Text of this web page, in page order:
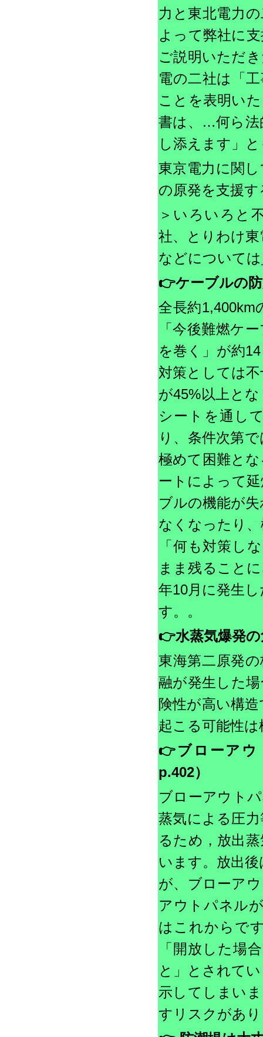
力と東北電力
よって弊社に
ご説明いただ
電の二社は「
ことを表明い
書は、…何ら法
し添えます」
東京電力に関
の原発を支援
＞いろいろと
社、とりわけ
などについては
👉ケーブルの
全長約
「今後難燃ケ
を巻く」が約
対策としては
が45%以上と
シートを通し
り、条件次第
極めて困難と
ートによって
ブルの機能が
なくなったり
「何も対策し
まま残ること
年10月に発生
す。。
👉水蒸気爆発
東海第二原発
融が発生した
険性が高い構
起こる可能性
👉ブローア
p.402）
ブローアウト
蒸気による圧
るため，放出
います。放出
が、ブローア
アウトパネル
はこれからで
「開放した場
と」とされて
示してしまい
すリスクがあ